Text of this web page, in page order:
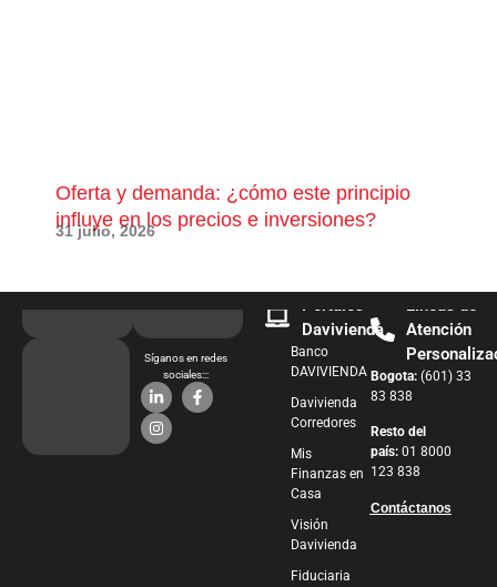
Oferta y demanda: ¿cómo este principio
influye en los precios e inversiones?
31 julio, 2026
Síganos en redes
sociales:::
Portales
Davivienda
Banco
DAVIVIENDA
Davivienda
Corredores
Mis
Finanzas en
Casa
Visión
Davivienda
Fiduciaria
Líneas de
Atención
Bogota: (601) 33
83 838
Resto del
país: 01 8000
123 838
Contáctanos